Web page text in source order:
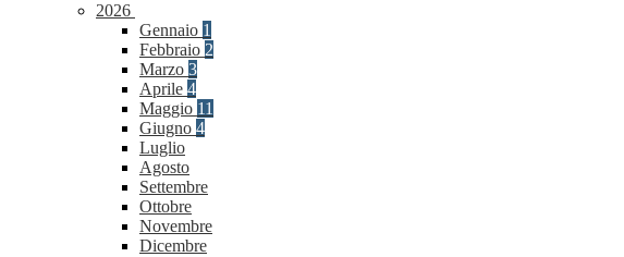
2026
Gennaio 1
Febbraio 2
Marzo 3
Aprile 4
Maggio 11
Giugno 4
Luglio
Agosto
Settembre
Ottobre
Novembre
Dicembre